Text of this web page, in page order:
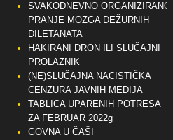
SVAKODNEVNO ORGANIZIRANO
PRANJE MOZGA DEŽURNIH
DILETANATA
HAKIRANI DRON ILI SLUČAJNI
PROLAZNIK
(NE)SLUČAJNA NACISTIČKA
CENZURA JAVNIH MEDIJA
TABLICA UPARENIH POTRESA
ZA FEBRUAR 2022g
GOVNA U ČAŠI